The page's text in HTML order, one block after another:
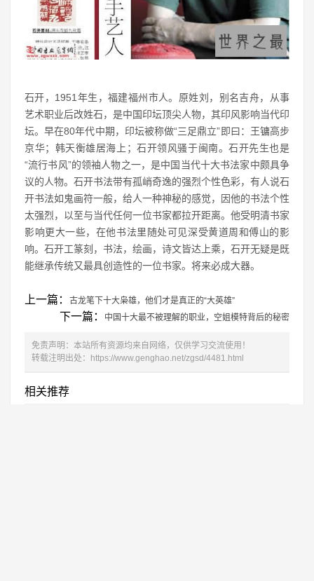
石开，1951年生，福建福州市人。原姓刘，别名吉舟，从事
艺术职业后改姓石，是中国印坛顶尖人物，其印风影响当代印
坛。早在80年代中期，印坛被称做“三足鼎立”即曰：王镛高步
京华；韩天衡雄居海上；石开领风骚于闽南。石开先生也是
“流行书风”的领袖人物之一，是中国当代十大书法家中颇具争
议的人物。石开书法带有孤峭奇逸的强烈个性色彩，有人说石
开书法如鬼画符一般，给人一种神秘的感觉，因他的书法个性
太强烈，以至与当代任何一位书家都拉开距离。他受明清书家
影响更大一些，在他书法里随处可见深受黄道周和傅山的影
响。石开工篆刻，书法，绘画，诗文皆达上乘，石开无疑是既
能继承传统又最具创造性的一位书家。将来必成大器。
上一篇： 古龙笔下十大枭雄，他们才是真正的“大英雄”
下一篇： 中国十大最不被理解的职业，空姐模特背后的秘密
免责声明：本站所有资源均来自网络，仅供学习交流使用！
转载注明出处：
https://www.genghao.net/zgsd/4481.html
相关推荐